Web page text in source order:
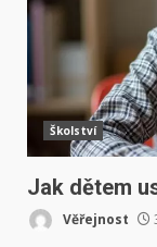
Školství
Jak dětem
Věřejnost